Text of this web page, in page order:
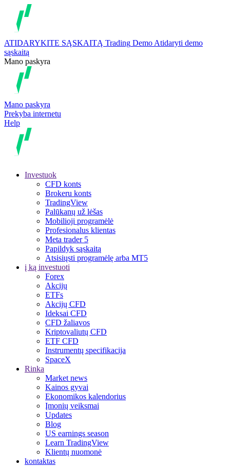
ATIDARYKITE SĄSKAITĄ Trading Demo Atidaryti demo
sąskaitą
Mano paskyra
Mano paskyra
Prekyba internetu
Help
Investuok
CFD konts
Brokeru konts
TradingView
Palūkanų už lėšas
Mobilioji programėlė
Profesionalus klientas
Meta trader 5
Papildyk sąskaitą
Atsisiųsti programėlę arba MT5
į ką investuoti
Forex
Akcijų
ETFs
Akcijų CFD
Ideksai CFD
CFD žaliavos
Kriptovaliutų CFD
ETF CFD
Instrumentų specifikacija
SpaceX
Rinka
Market news
Kainos gyvai
Ekonomikos kalendorius
Įmonių veiksmai
Updates
Blog
US earnings season
Learn TradingView
Klientų nuomonė
kontaktas